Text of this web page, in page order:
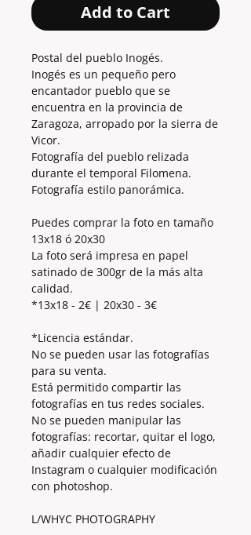
Add to Cart
Postal del pueblo Inogés.
Inogés es un pequeño pero
encantador pueblo que se
encuentra en la provincia de
Zaragoza, arropado por la sierra de
Vicor.
Fotografía del pueblo relizada
durante el temporal Filomena.
Fotografía estilo panorámica.
Puedes comprar la foto en tamaño
13x18 ó 20x30
La foto será impresa en papel
satinado de 300gr de la más alta
calidad.
*13x18 - 2€ | 20x30 - 3€
*Licencia estándar.
No se pueden usar las fotografías
para su venta.
Está permitido compartir las
fotografías en tus redes sociales.
No se pueden manipular las
fotografías: recortar, quitar el logo,
añadir cualquier efecto de
Instagram o cualquier modificación
con photoshop.
L/WHYC PHOTOGRAPHY